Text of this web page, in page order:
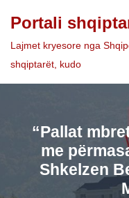
Skip
to
Portali
Lajmet kryesore nga
shqiptarët, kudo
“Pallat
me
Shkelzen